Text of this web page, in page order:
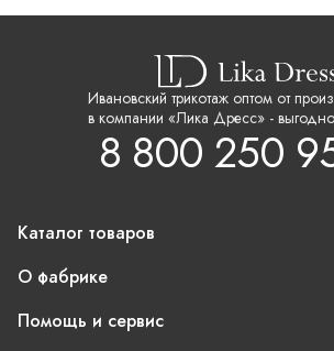
Ивановский трикотаж оптом от
в компании «Лика Дресс» -
8 800 250
Каталог товаров
О фабрике
Помощь и сервис